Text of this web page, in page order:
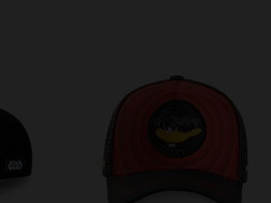
TALLAS DISPONIBLES